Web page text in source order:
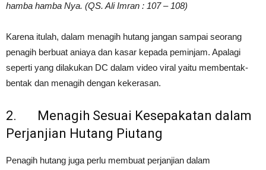
hamba hamba Nya. (QS. Ali Imran : 107 – 108)
Karena itulah, dalam menagih hutang jangan sampai seorang
penagih berbuat aniaya dan kasar kepada peminjam. Apalagi
seperti yang dilakukan DC dalam video viral yaitu membentak-
bentak dan menagih dengan kekerasan.
2. Menagih Sesuai Kesepakatan dalam
Perjanjian Hutang Piutang
Penagih hutang juga perlu membuat perjanjian dalam